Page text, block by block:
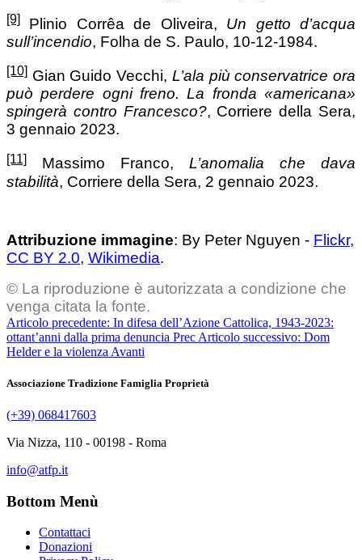
[9] Plinio Corrêa de Oliveira, Un getto d’acqua
sull’incendio, Folha de S. Paulo, 10-12-1984.
[10] Gian Guido Vecchi, L’ala più conservatrice ora
può perdere ogni freno. La fronda «americana»
spingerà contro Francesco?, Corriere della Sera,
3 gennaio 2023.
[11] Massimo Franco, L’anomalia che dava
stabilità, Corriere della Sera, 2 gennaio 2023.
Attribuzione immagine: By Peter Nguyen - Flickr,
CC BY 2.0, Wikimedia.
© La riproduzione è autorizzata a condizione che
venga citata la fonte.
Articolo precedente: In difesa dell’Azione Cattolica, 1943-2023:
ottant’anni dalla prima denuncia Prec Articolo successivo: Dom
Helder e la violenza Avanti
Associazione Tradizione Famiglia Proprietà
(+39) 068417603
Via Nizza, 110 - 00198 - Roma
info@atfp.it
Bottom Menù
Contattaci
Donazioni